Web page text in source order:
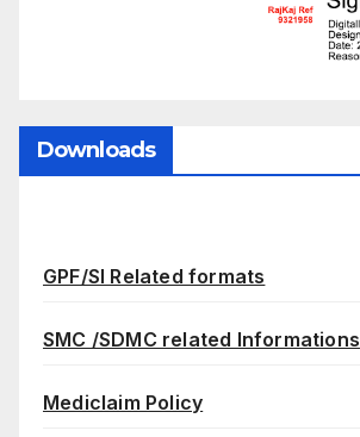
Downloads
GPF/SI Related formats
SMC /SDMC related Informations
Mediclaim Policy